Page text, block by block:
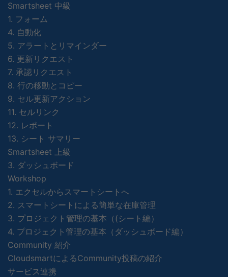
Smartsheet 中級
1. フォーム
4. 自動化
5. アラートとリマインダー
6. 更新リクエスト
7. 承認リクエスト
8. 行の移動とコピー
9. セル更新アクション
11. セルリンク
12. レポート
13. シート サマリー
Smartsheet 上級
3. ダッシュボード
Workshop
1. エクセルからスマートシートへ
2. スマートシートによる簡単な在庫管理
3. プロジェクト管理の基本（(シート編）
4. プロジェクト管理の基本（ダッシュボード編）
Community 紹介
CloudsmartによるCommunity投稿の紹介
サービス連携